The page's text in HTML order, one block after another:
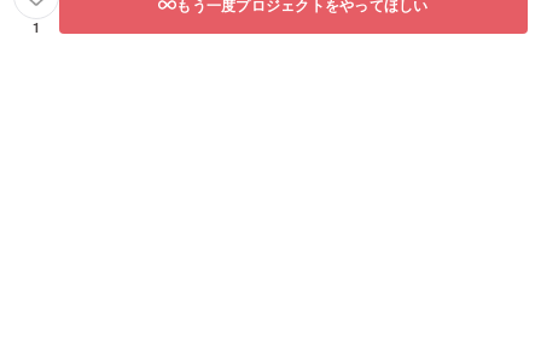
1
もう一度プロジェクトをやってほしい